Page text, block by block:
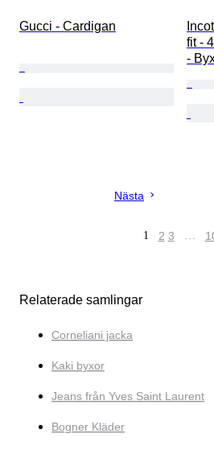
Gucci - Cardigan
fit -
-
Nästa
1 2 3 …
Relaterade samlingar
Corneliani jacka
Kaki byxor
Jeans från Yves Saint Laurent
Bogner Kläder